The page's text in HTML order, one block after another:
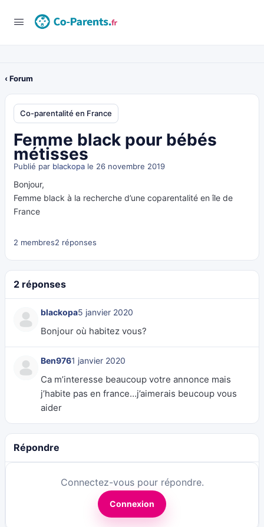
‹ Forum
Co-parentalité en France
Femme black pour bébés
métisses
Publié par blackopa le 26 novembre 2019
Bonjour,
Femme black à la recherche d’une coparentalité en île de
France
2 membres2 réponses
2 réponses
blackopa5 janvier 2020
Bonjour où habitez vous?
Ben9761 janvier 2020
Ca m’interesse beaucoup votre annonce mais
j’habite pas en france…j’aimerais beucoup vous
aider
Répondre
Connectez-vous pour répondre.
Connexion